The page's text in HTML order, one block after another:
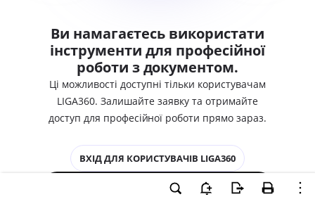
Ви намагаєтесь використати
інструменти для професійної
роботи з документом.
Ці можливості доступні тільки користувачам
LIGA360. Залишайте заявку та отримайте
доступ для професійної роботи прямо зараз.
ВХІД ДЛЯ КОРИСТУВАЧІВ LIGA360
ХОЧУ СПРОБУВАТИ LIGA360 - ОТРИМАТИ